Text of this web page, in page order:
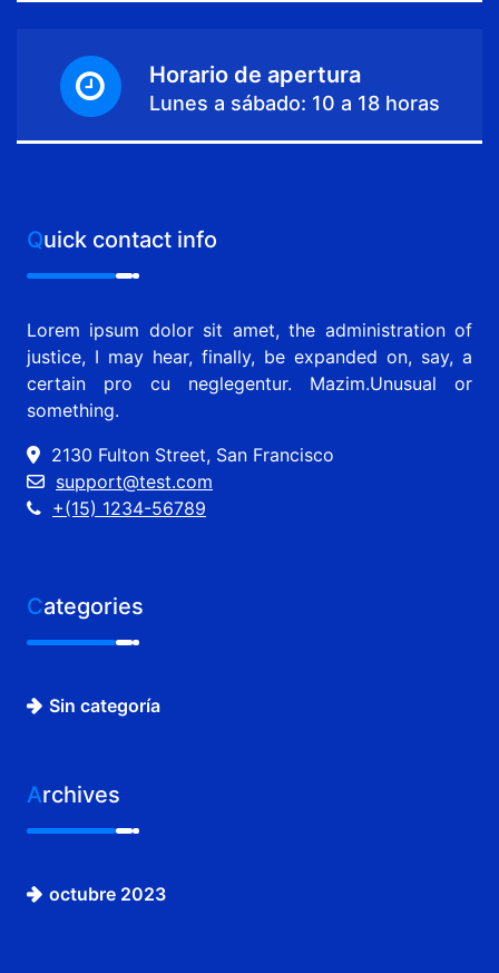
Horario de apertura
Lunes a sábado: 10 a 18 horas
Quick contact info
Lorem ipsum dolor sit amet, the administration of
justice, I may hear, finally, be expanded on, say, a
certain pro cu neglegentur. Mazim.Unusual or
something.
2130 Fulton Street, San Francisco
support@test.com
+(15) 1234-56789
Categories
Sin categoría
Archives
octubre 2023